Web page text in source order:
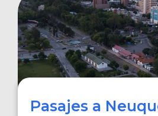
COMPRAR
Pasajes a